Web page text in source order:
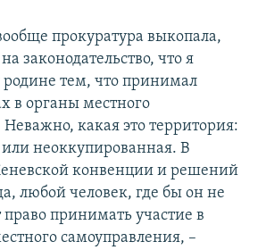
прокуратура выкопала,
законодательство, что я
родине тем, что принимал
в органы местного
какая это территория:
неоккупированная. В
конвенции и решений
любой человек, где бы он не
принимать участие в
самоуправления, –